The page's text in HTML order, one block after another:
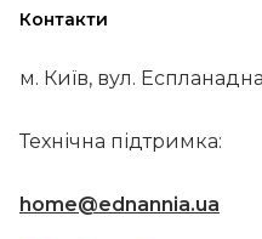
Контакти
м. Київ, вул.
Технічна підтримка:
home@ednannia.ua